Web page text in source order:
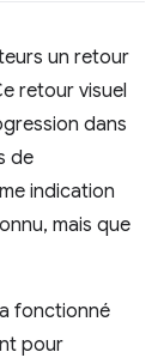
un retour
retour visuel
dans
de
indication
mais que
a fonctionné
pour